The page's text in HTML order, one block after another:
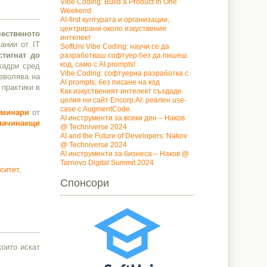
от IT
до
сред
на
в
от
,
искат
Vibe Coding: Build a Product in One
Weekend
AI-first културата и организации,
центрирани около изкуствения
интелект
SoftUni Vibe Coding: научи се да
разработваш софтуер без да пишеш
код, само с AI prompts!
Vibe Coding: софтуерна разработка с
AI prompts, без писане на код
Как изкуственият интелект създаде
целия ни сайт Encorp.AI: реален use-
case с AugmentCode
AI инструменти за всеки ден – Наков
@ Techniverse 2024
AI and the Future of Developers: Nakov
@ Techniverse 2024
AI инструменти за бизнеса – Наков @
Tarnovo Digital Summit 2024
Спонсори